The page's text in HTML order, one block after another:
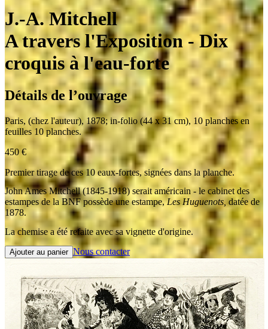
J.-A. Mitchell
A travers l'Exposition - Dix
croquis à l'eau-forte
Détails de l’ouvrage
Paris, (chez l'auteur), 1878; in-folio (44 x 31 cm), 10 planches en
feuilles 10 planches.
450 €
Premier tirage de ces 10 eaux-fortes, signées dans la planche.
John Ames Mitchell (1845-1918) serait américain - le cabinet des
estampes de la BNF possède une estampe,Les Huguenots, datée de
1878.
La chemise a été refaite avec sa vignette d'origine.
Ajouter au panier Nous contacter